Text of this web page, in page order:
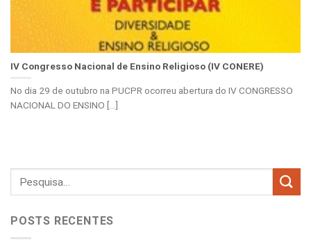
IV Congresso Nacional de Ensino Religioso (IV CONERE)
No dia 29 de outubro na PUCPR ocorreu abertura do IV CONGRESSO
NACIONAL DO ENSINO [...]
POSTS RECENTES